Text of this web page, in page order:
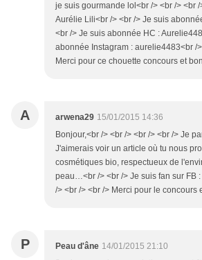
je suis gourmande lol<br /> <br /> <br
Aurélie Lili<br /> <br /> Je suis
<br /> Je suis abonnée HC :
abonnée Instagram : aurelie4483<br /
Merci pour ce chouette concours et
A arwena29 15/01/2015 14:36
Bonjour,<br /> <br /> <br /> <br /> Je
J'aimerais voir un article où tu nous
cosmétiques bio, respectueux de
peau…<br /> <br /> Je suis fan sur FB
/> <br /> <br /> Merci pour le concours
P Peau d'âne 14/01/2015 21:10